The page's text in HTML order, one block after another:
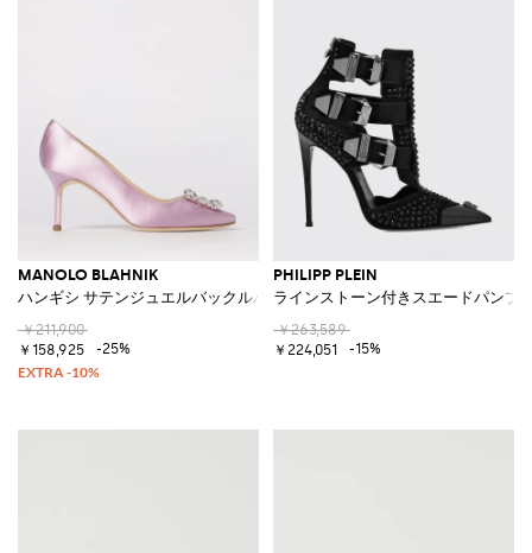
MANOLO BLAHNIK
ハンギシ サテンジュエルバックルパンプス
￥211,900
￥158,925
-25%
PHILIPP PLEIN
ラインストーン付きスエードパンプ
￥263,589
￥224,051
-15%